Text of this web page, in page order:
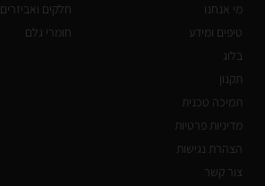
מי אנחנו
טיפים ומידע
בלוג
תקנון
תמיכה טכנית
מדיניות פרטיות
הצהרת נגישות
צור קשר
חלקים ואביזרים
חומרי גלם